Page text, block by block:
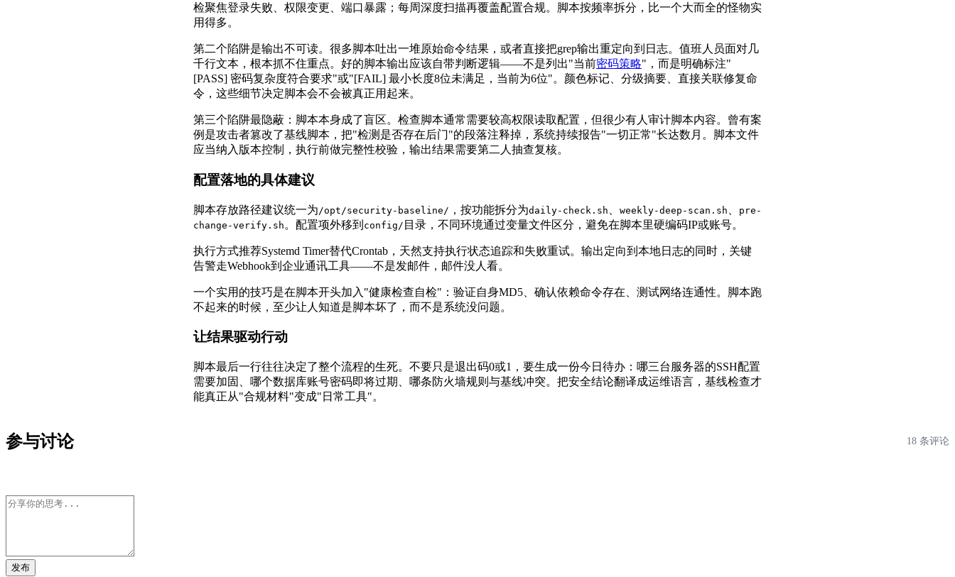
检聚焦登录失败、权限变更、端口暴露；每周深度扫描再覆盖配置合规。脚本按频率拆分，比一个大而全的怪物实
用得多。
第二个陷阱是输出不可读。很多脚本吐出一堆原始命令结果，或者直接把grep输出重定向到日志。值班人员面对几
千行文本，根本抓不住重点。好的脚本输出应该自带判断逻辑——不是列出"当前密码策略"，而是明确标注"
[PASS] 密码复杂度符合要求"或"[FAIL] 最小长度8位未满足，当前为6位"。颜色标记、分级摘要、直接关联修复命
令，这些细节决定脚本会不会被真正用起来。
第三个陷阱最隐蔽：脚本本身成了盲区。检查脚本通常需要较高权限读取配置，但很少有人审计脚本内容。曾有案
例是攻击者篡改了基线脚本，把"检测是否存在后门"的段落注释掉，系统持续报告"一切正常"长达数月。脚本文件
应当纳入版本控制，执行前做完整性校验，输出结果需要第二人抽查复核。
配置落地的具体建议
脚本存放路径建议统一为 /opt/security-baseline/ ，按功能拆分为daily-check.sh weekly-deep-scan.sh
pre-
change-verify.sh 。配置项外移到 config/ 目录，不同环境通过变量文件区分，避免在脚本里硬编码IP或账号。
执行方式推荐Systemd Timer替代Crontab，天然支持执行状态追踪和失败重试。输出定向到本地日志的同时，关键
告警走Webhook到企业通讯工具——不是发邮件，邮件没人看。
一个实用的技巧是在脚本开头加入"健康检查自检"：验证自身MD5、确认依赖命令存在、测试网络连通性。脚本跑
不起来的时候，至少让人知道是脚本坏了，而不是系统没问题。
让结果驱动行动
脚本最后一行往往决定了整个流程的生死。不要只是退出码0或1，要生成一份今日待办：哪三台服务器的SSH配置
需要加固、哪个数据库账号密码即将过期、哪条防火墙规则与基线冲突。把安全结论翻译成运维语言，基线检查才
能真正从"合规材料"变成"日常工具"。
参与讨论 18 条评论
发布